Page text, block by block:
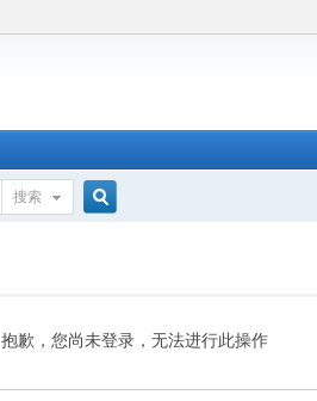
搜索
索
抱歉，您尚未登录，无法进行此操作